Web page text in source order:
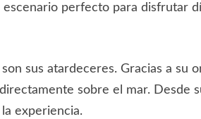
perfecto para disfrutar
sus atardeceres. Gracias a su
sobre el mar. Desde
experiencia.